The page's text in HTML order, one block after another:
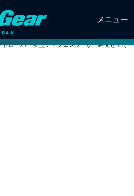
メニュー
ドローバー 新型ディフェンダーが一瞬見せてく